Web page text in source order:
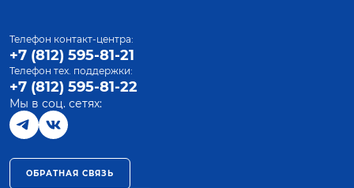
Телефон контакт-центра:
+7 (812) 595-81-21
Телефон тех. поддержки:
+7 (812) 595-81-22
Мы в соц. сетях:
ОБРАТНАЯ СВЯЗЬ